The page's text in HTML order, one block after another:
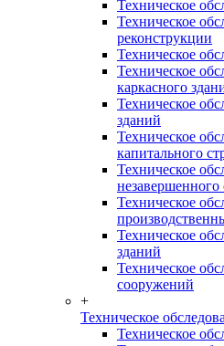
Техническое
Техническое
реконструкции
Техническое
Техническое
каркасного
Техническое
зданий
Техническое
капитального
Техническое
незавершенного
Техническое
Техническое
зданий
Техническое
сооружений
+
Техническое
Техническое